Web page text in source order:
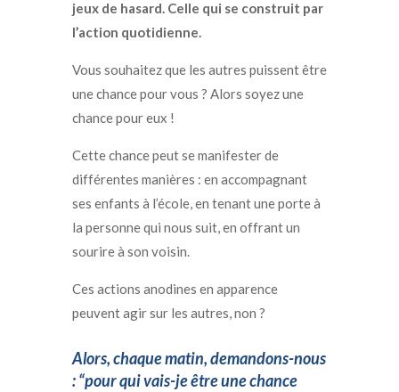
jeux de hasard. Celle qui se construit par
l’action quotidienne.
Vous souhaitez que les autres puissent être
une chance pour vous ? Alors soyez une
chance pour eux !
Cette chance peut se manifester de
différentes manières : en accompagnant
ses enfants à l’école, en tenant une porte à
la personne qui nous suit, en offrant un
sourire à son voisin.
Ces actions anodines en apparence
peuvent agir sur les autres, non ?
Alors, chaque matin, demandons-nous
: “pour qui vais-je être une chance